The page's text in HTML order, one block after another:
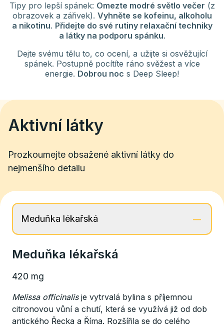
Tipy pro lepší spánek: Omezte modré světlo večer (z
obrazovek a zářivek). Vyhněte se kofeinu, alkoholu
a nikotinu. Přidejte do své rutiny relaxační techniky
a látky na podporu spánku.
Dejte svému tělu to, co ocení, a užijte si osvěžující
spánek. Postupně pocítíte ráno svěžest a více
energie. Dobrou noc s Deep Sleep!
Aktivní látky
Prozkoumejte obsažené aktivní látky do
nejmenšího detailu
Meduňka lékařská
Meduňka lékařská
420 mg
Melissa officinalisje vytrvalá bylina s příjemnou
citronovou vůní a chutí, která se využívá již od dob
antického Řecka a Říma. Rozšířila se do celého